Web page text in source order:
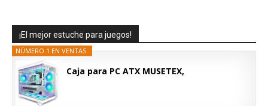
¡El mejor estuche para juegos!
Caja para PC ATX MUSETEX,
NÚMERO 1 EN VENTAS